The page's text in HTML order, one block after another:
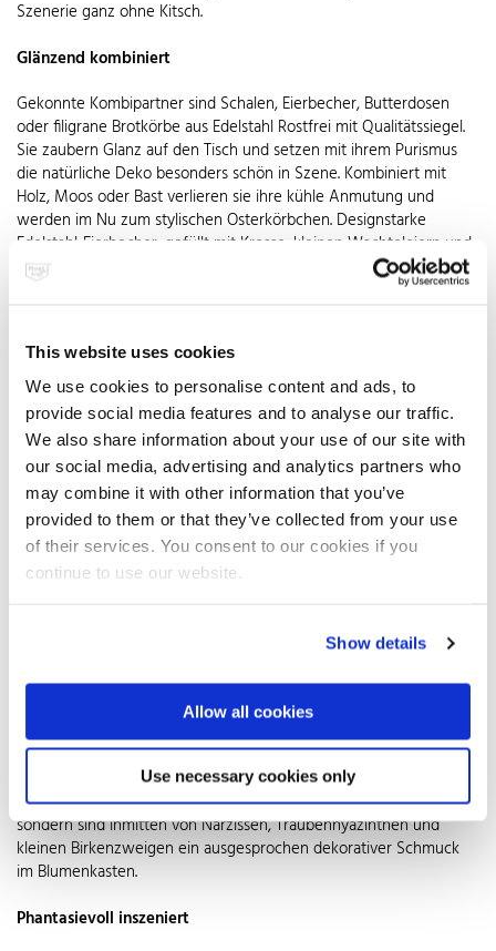
This website uses cookies
We use cookies to personalise content and ads, to
provide social media features and to analyse our traffic.
We also share information about your use of our site with
our social media, advertising and analytics partners who
may combine it with other information that you’ve
provided to them or that they’ve collected from your use
of their services. You consent to our cookies if you
continue to use our website.
Show details
Allow all cookies
Use necessary cookies only
Szenerie ganz ohne Kitsch.
Glänzend kombiniert
Gekonnte Kombipartner sind Schalen, Eierbecher, Butterdosen
oder filigrane Brotkörbe aus Edelstahl Rostfrei mit Qualitätssiegel.
Sie zaubern Glanz auf den Tisch und setzen mit ihrem Purismus
die natürliche Deko besonders schön in Szene. Kombiniert mit
Holz, Moos oder Bast verlieren sie ihre kühle Anmutung und
werden im Nu zum stylischen Osterkörbchen. Designstarke
Edelstahl-Eierbecher, gefüllt mit Kresse, kleinen Wachteleiern und
Plüschküken, zeugen von Stil und zaubern dezente
Osterstimmung. Teelichthalter aus Edelstahl verlieren mit einem
mit Vergissmeinnicht oder gefüllt mit kleinen bunten Schokoeiern
entfalten sie ganz neue Talente. Große Schalen aus Edelstahl
Rostfrei werden mit Weidenzweigen, Moos und Federn ausgelegt
und so zum trendstarken Nest für Minifrühlingsblumen,
Wachteleier und Dekoartikel aus Holz oder Papier. Glanzbilder mit
Hasenmotiven, wie man sie früher ins Poesiealbum klebte, bringen
einen herrlichen Schuss Nostalgie.
Blickfang Balkon
Witterung und Nachtfrost können ihnen nichts anhaben. Tagsüber
zum schimmernden Blickfang jeder Dekoration. Verziert mit
kleinen Zweigen, Blüten oder bunt bemalten Eiern sind sie eine
echte Augenweide. Keksausstecher in Hasen-, Ei- oder Kükenform
werden mit Bastschleifchen an Buchsbäumen oder Balkonkästen
befestigt. Backformen aus Edelstahl bewähren sich nicht nur für
köstlich duftende Kuchen in Form eines Osterlamms oder Hasen,
sondern sind inmitten von Narzissen, Traubenhyazinthen und
kleinen Birkenzweigen ein ausgesprochen dekorativer Schmuck
im Blumenkasten.
Phantasievoll inszeniert